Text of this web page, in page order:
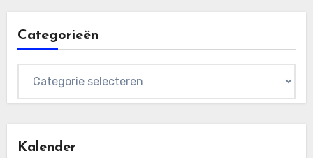
Categorieën
Kalender